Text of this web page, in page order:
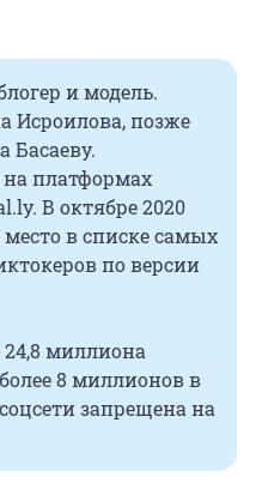
и модель.
Исроилова, позже
Басаеву.
платформах
В октябре 2020
в списке самых
по версии
миллиона
8 миллионов в
запрещена на